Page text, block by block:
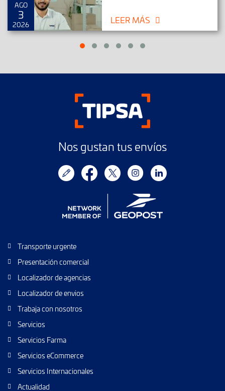
AGO
3
2026 LEER MÁS
Nos gustan tus envíos
Transporte urgente
Presentación comercial
Localizador de agencias
Localizador de envios
Trabaja con nosotros
Servicios
Servicios Farma
Servicios eCommerce
Servicios Internacionales
Actualidad